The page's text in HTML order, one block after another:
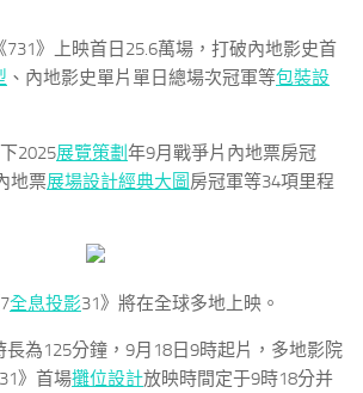
》上映首日25.6萬場，打破內地影史首
、內地影史單片單日總場次冠軍等包裝設
2025展覽策劃 年9月戰爭片內地票房冠
地票展場設計經典大圖 房冠軍等34項里程
全息投影31》將在全球多地上映。
為125分鐘，9月18日9時起片，多地影院
》首場攤位設計放映時間定于9時18分并